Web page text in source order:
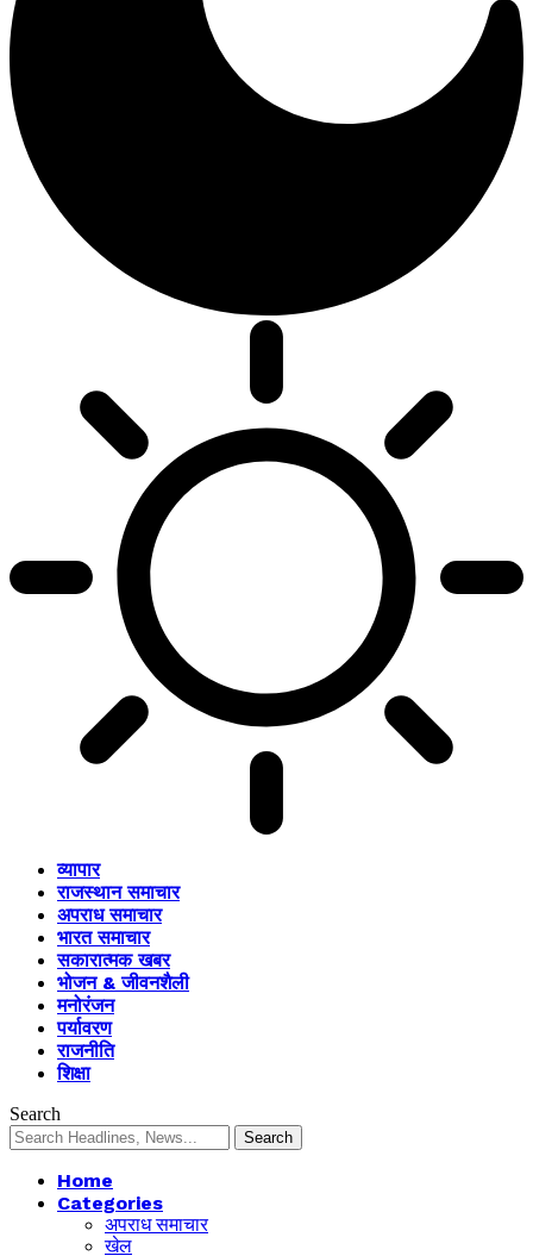
व्यापार
राजस्थान समाचार
अपराध समाचार
भारत समाचार
सकारात्मक खबर
भोजन & जीवनशैली
मनोरंजन
पर्यावरण
राजनीति
शिक्षा
Search
Home
Categories
अपराध समाचार
खेल